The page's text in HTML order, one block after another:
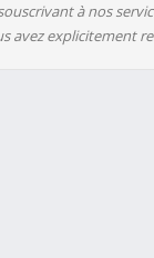
à nos
avez explicitement